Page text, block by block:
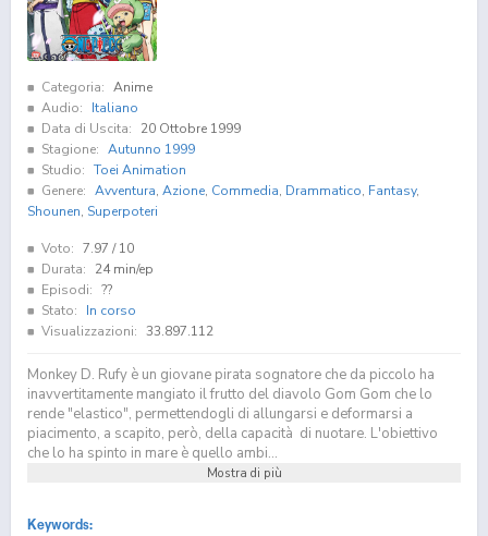
Categoria: Anime
Audio:
Italiano
Data di Uscita:
20 Ottobre 1999
Stagione: Autunno 1999
Studio: Toei Animation
Genere: Avventura, Azione, Commedia, Drammatico, Fantasy,
Shounen, Superpoteri
Voto: 7.97 / 10
Durata:
24 min/ep
Episodi: ??
Stato:
In corso
Visualizzazioni: 33.897.112
Monkey D. Rufy è un giovane pirata sognatore che da piccolo ha
inavvertitamente mangiato il frutto del diavolo Gom Gom che lo
rende "elastico", permettendogli di allungarsi e deformarsi a
piacimento, a scapito, però, della capacità di nuotare. L'obiettivo
che lo ha spinto in mare è quello ambi...
Mostra di più
Keywords: